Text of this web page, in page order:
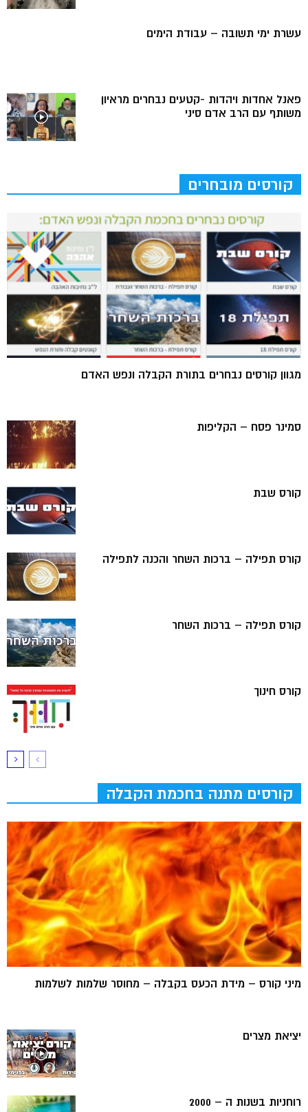
עשרת ימי תשובה – עבודת הימים
פאנל אחדות ויהדות -קטעים נבחרים מראיון
משותף עם הרב אדם סיני
קורסים מובחרים
מגוון קורסים נבחרים בתורת הקבלה ונפש האדם
סמינר פסח – הקליפות
קורס שבת
קורס תפילה – ברכות השחר והכנה לתפילה
קורס תפילה – ברכות השחר
קורס חינוך
קורסים מתנה בחכמת הקבלה
מיני קורס – מידת הכעס בקבלה – מחוסר שלמות לשלמות
יציאת מצרים
רוחניות בשנות ה – 2000